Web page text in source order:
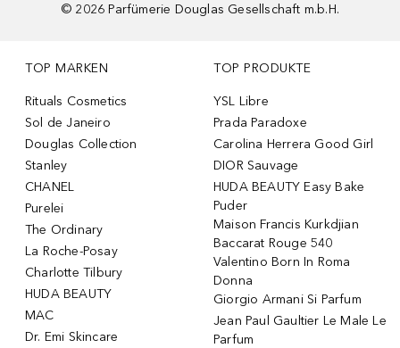
© 2026 Parfümerie Douglas Gesellschaft m.b.H.
TOP MARKEN
Rituals Cosmetics
Sol de Janeiro
Douglas Collection
Stanley
CHANEL
Purelei
The Ordinary
La Roche-Posay
Charlotte Tilbury
HUDA BEAUTY
MAC
Dr. Emi Skincare
TOP PRODUKTE
YSL Libre
Prada Paradoxe
Carolina Herrera Good Girl
DIOR Sauvage
HUDA BEAUTY Easy Bake
Puder
Maison Francis Kurkdjian
Baccarat Rouge 540
Valentino Born In Roma
Donna
Giorgio Armani Si Parfum
Jean Paul Gaultier Le Male Le
Parfum